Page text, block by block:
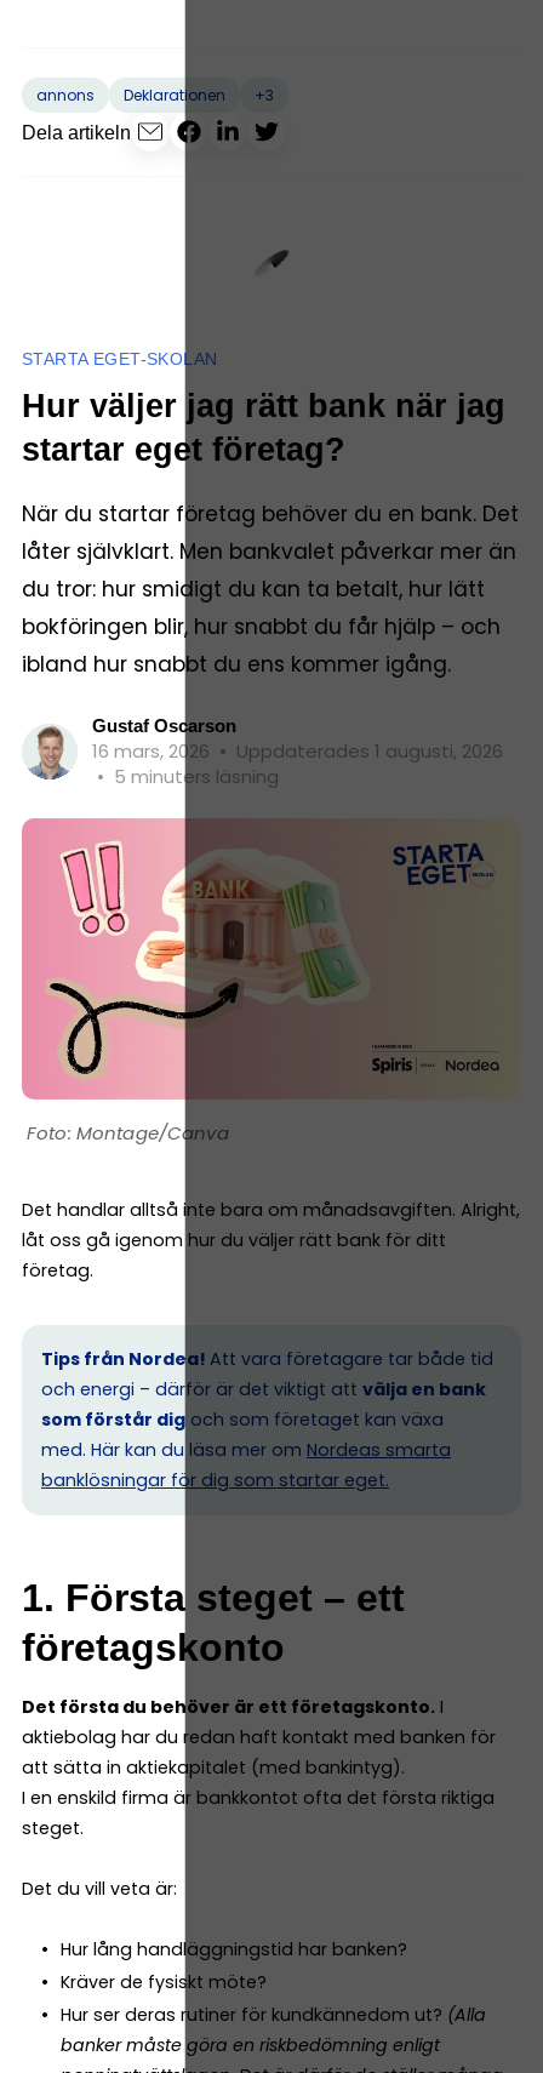
annons Deklarationen
+3
Dela artikeln
STARTA EGET-SKOLAN
Hur väljer jag rätt bank när jag
startar eget företag?
När du startar företag behöver du en bank. Det
låter självklart. Men bankvalet påverkar mer än
du tror: hur smidigt du kan ta betalt, hur lätt
bokföringen blir, hur snabbt du får hjälp – och
ibland hur snabbt du ens kommer igång.
Gustaf Oscarson
16 mars, 2026 • Uppdaterades 1 augusti, 2026
• 5 minuters läsning
Montage/Canva
Det handlar alltså inte bara om månadsavgiften. Alright,
låt oss gå igenom hur du väljer rätt bank för ditt
företag.
Tips från Nordea! Att vara företagare tar både tid
och energi – därför är det viktigt att välja en bank
som förstår dig och som företaget kan växa
med. Här kan du läsa mer om Nordeas smarta
banklösningar för dig som startar eget.
1. Första steget – ett
företagskonto
Det första du behöver är ett företagskonto. I
aktiebolag har du redan haft kontakt med banken för
att sätta in aktiekapitalet (med bankintyg).
I en enskild firma är bankkontot ofta det första riktiga
steget.
Det du vill veta är:
Hur lång handläggningstid har banken?
Kräver de fysiskt möte?
Hur ser deras rutiner för kundkännedom ut? (Alla
banker måste göra en riskbedömning enligt